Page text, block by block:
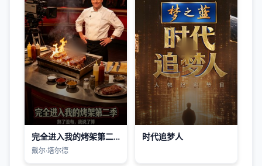
完全进入我的烤架第二季
戴尔·塔尔德
时代追梦人